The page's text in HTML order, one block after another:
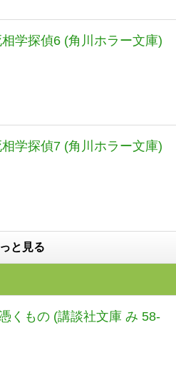
学探偵6 (角川ホラー文庫)
学探偵7 (角川ホラー文庫)
と見る
くもの (講談社文庫 み 58-